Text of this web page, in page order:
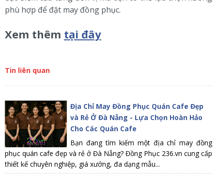
phù hợp để đặt may đồng phục.
Xem thêm tại đây
Tin liên quan
Địa Chỉ May Đồng Phục Quán Cafe Đẹp
và Rẻ Ở Đà Nẵng - Lựa Chọn Hoàn Hảo
Cho Các Quán Cafe
Bạn đang tìm kiếm một địa chỉ may đồng
phục quán cafe đẹp và rẻ ở Đà Nẵng? Đồng Phục 236.vn cung cấp
thiết kế chuyên nghiệp, giá xưởng, đa dạng mẫu...